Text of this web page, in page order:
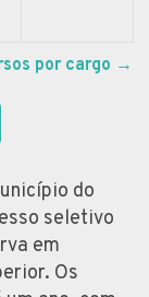
por cargo →
do
seletivo
em
Os